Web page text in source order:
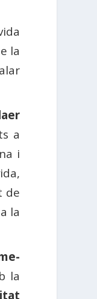
la
a
i
de
la
la